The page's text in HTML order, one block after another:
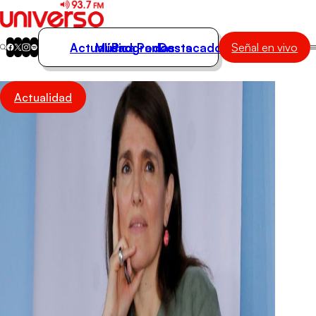
Actualidad
Música
Actualidad
Música
Programas
Podcasts
Destacados Señal en vivo
Actualidad